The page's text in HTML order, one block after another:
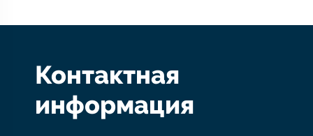
Контактная
информация